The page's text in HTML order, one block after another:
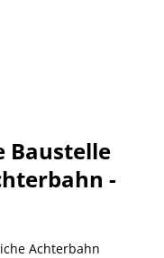
Baustelle
-
Achterbahn